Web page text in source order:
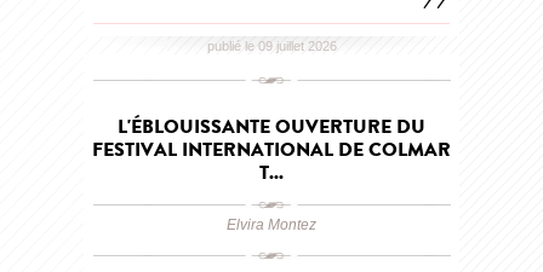
publié le 09 juillet 2026
L'ÉBLOUISSANTE OUVERTURE DU
FESTIVAL INTERNATIONAL DE COLMAR
T...
Elvira Montez